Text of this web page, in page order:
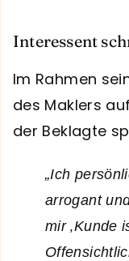
Interessent
Im Rahmen
des Maklers
der Beklagte
„Ich
arrogant
mir ‚Kunde